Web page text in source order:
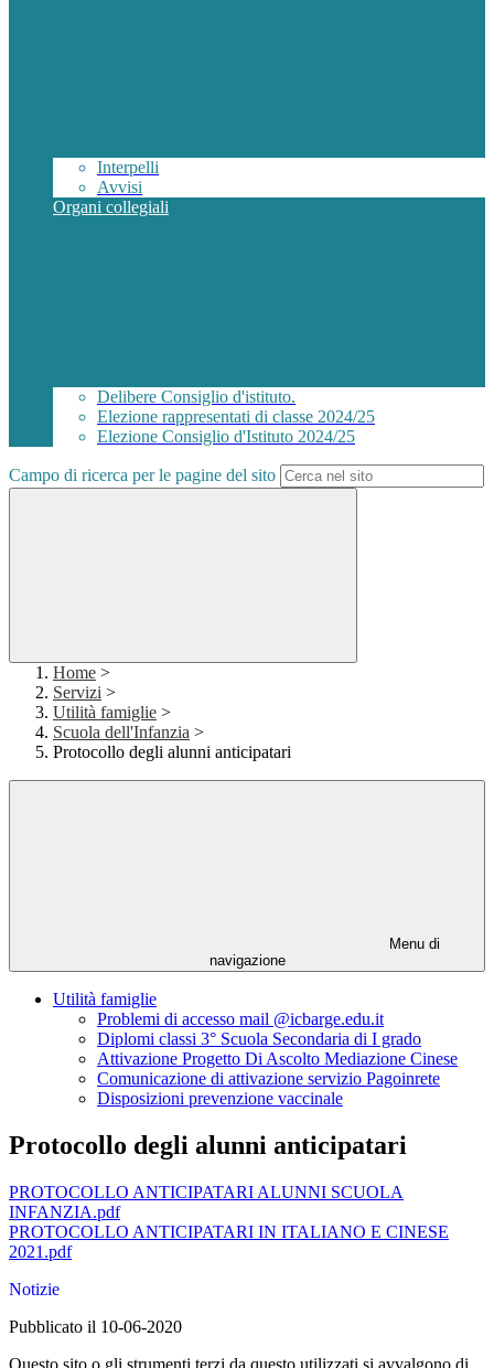
Interpelli
Avvisi
Organi collegiali
Delibere Consiglio d'istituto.
Elezione rappresentati di classe 2024/25
Elezione Consiglio d'Istituto 2024/25
Campo di ricerca per le pagine del sito
Home >
Servizi >
Utilità famiglie >
Scuola dell'Infanzia >
Protocollo degli alunni anticipatari
Menu di
navigazione
Utilità famiglie
Problemi di accesso mail @icbarge.edu.it
Diplomi classi 3° Scuola Secondaria di I grado
Attivazione Progetto Di Ascolto Mediazione Cinese
Comunicazione di attivazione servizio Pagoinrete
Disposizioni prevenzione vaccinale
Protocollo degli alunni anticipatari
PROTOCOLLO ANTICIPATARI ALUNNI SCUOLA
INFANZIA.pdf
PROTOCOLLO ANTICIPATARI IN ITALIANO E CINESE
2021.pdf
Notizie
Pubblicato il 10-06-2020